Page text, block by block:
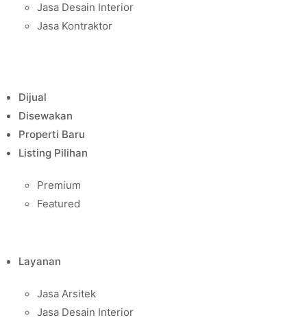
Jasa Desain Interior
Jasa Kontraktor
Dijual
Disewakan
Properti Baru
Listing Pilihan
Premium
Featured
Layanan
Jasa Arsitek
Jasa Desain Interior